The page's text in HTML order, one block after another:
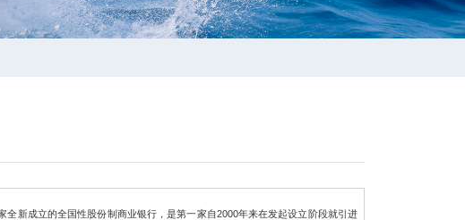
全新成立的全国性股份制商业银行，是第一家自2000年来在发起设立阶段就引进